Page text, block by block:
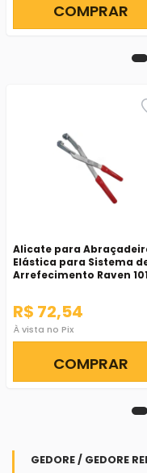
COMPRAR
Alicate para
Elástica para Sistema
Arrefecimento Raven
R$ 72,54
À vista no Pix
COMPRAR
GEDORE / GEDORE